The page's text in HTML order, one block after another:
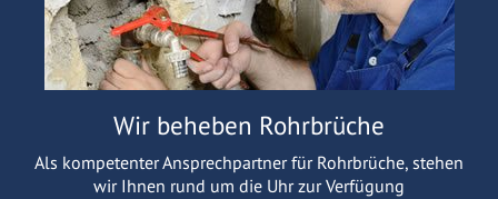
Wir beheben Rohrbrüche
Als kompetenter Ansprechpartner für Rohrbrüche, stehen
wir Ihnen rund um die Uhr zur Verfügung